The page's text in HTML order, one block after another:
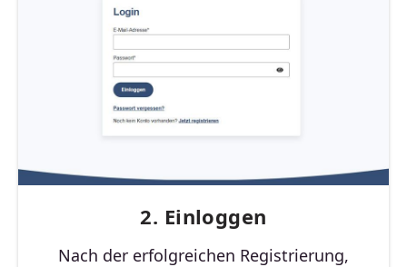
2. Einloggen
Nach der erfolgreichen Registrierung,